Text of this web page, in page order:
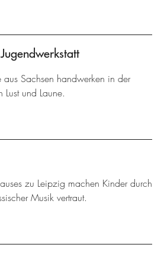
aus Sachsen handwerken in der
und Laune.
zu Leipzig machen Kinder durch
Musik vertraut.